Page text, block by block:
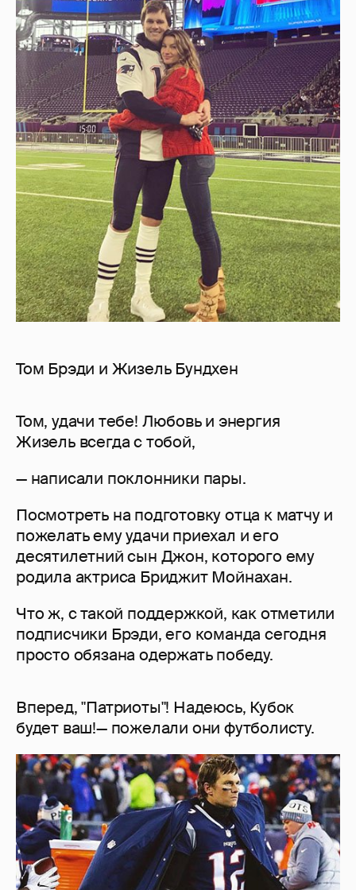
Том Брэди и Жизель Бундхен
Том, удачи тебе! Любовь и энергия
Жизель всегда с тобой,
— написали поклонники пары.
Посмотреть на подготовку отца к матчу и
пожелать ему удачи приехал и его
десятилетний сын Джон, которого ему
родила актриса Бриджит Мойнахан.
Что ж, с такой поддержкой, как отметили
подписчики Брэди, его команда сегодня
просто обязана одержать победу.
Вперед, "Патриоты"! Надеюсь, Кубок
будет ваш!— пожелали они футболисту.